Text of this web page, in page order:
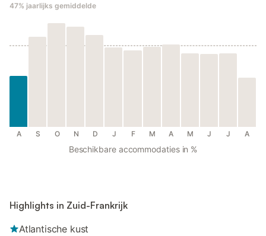
47% jaarlijks gemiddelde
A S O N D J F M A M J J A
Beschikbare accommodaties in %
Highlights in Zuid-Frankrijk
Atlantische kust